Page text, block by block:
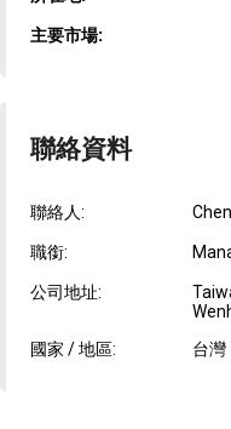
主要市場:
聯絡資料
聯絡人:
職銜:
公司地址:
國家 / 地區:
台灣